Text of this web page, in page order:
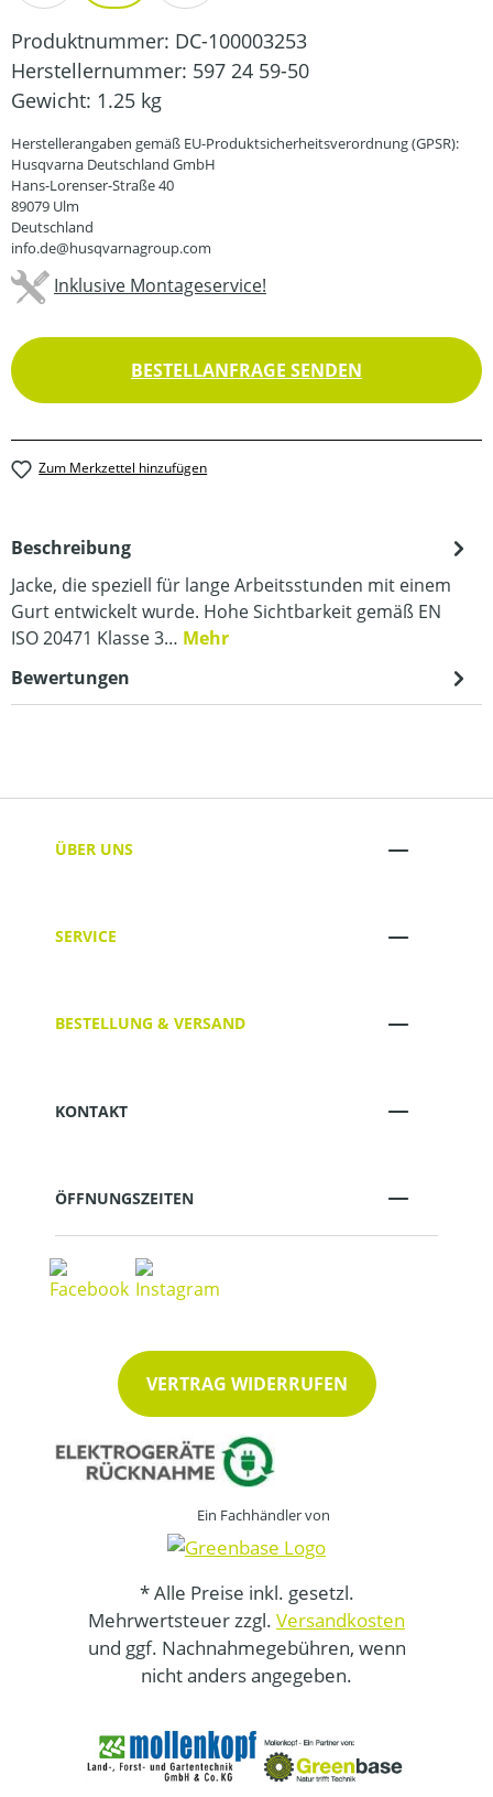
Produktnummer: DC-100003253
Herstellernummer: 597 24 59-50
Gewicht: 1.25 kg
Herstellerangaben gemäß EU-Produktsicherheitsverordnung (GPSR):
Husqvarna Deutschland GmbH
Hans-Lorenser-Straße 40
89079 Ulm
Deutschland
info.de@husqvarnagroup.com
Inklusive Montageservice!
BESTELLANFRAGE SENDEN
Zum Merkzettel hinzufügen
Beschreibung
Jacke, die speziell für lange Arbeitsstunden mit einem
Gurt entwickelt wurde. Hohe Sichtbarkeit gemäß EN
ISO 20471 Klasse 3… Mehr
Bewertungen
ÜBER UNS
SERVICE
BESTELLUNG & VERSAND
KONTAKT
ÖFFNUNGSZEITEN
VERTRAG WIDERRUFEN
Ein Fachhändler von
* Alle Preise inkl. gesetzl.
Mehrwertsteuer zzgl. Versandkosten
und ggf. Nachnahmegebühren, wenn
nicht anders angegeben.